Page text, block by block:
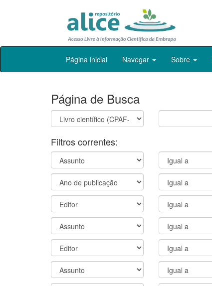
Skip
Página inicial Navegar Sobre
Página de Busca
Filtros correntes: